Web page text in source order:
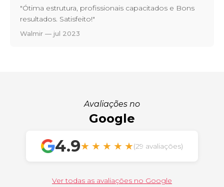
"Ótima estrutura, profissionais capacitados e Bons
resultados. Satisfeito!"
Walmir — jul 2023
Avaliações no
Google
4.9★ ★ ★ ★ ★(29 avaliações)
Ver todas as avaliações no Google